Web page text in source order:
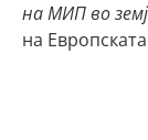
на МИП во
на